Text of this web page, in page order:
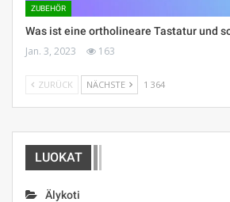
ZUBEHÖR
Was ist eine ortholineare Tastatur und
Jan. 3, 2023 163
ZURÜCK NÄCHSTE 1 364
LUOKAT
Älykoti